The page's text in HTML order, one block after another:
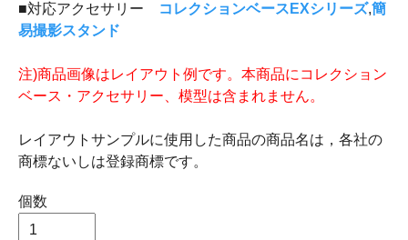
■対応アクセサリー
コレクションベースEXシリーズ,簡
易撮影スタンド
注)商品画像はレイアウト例です。本商品にコレクション
ベース・アクセサリー、模型は含まれません。
レイアウトサンプルに使用した商品の商品名は，各社の
商標ないしは登録商標です。
個数